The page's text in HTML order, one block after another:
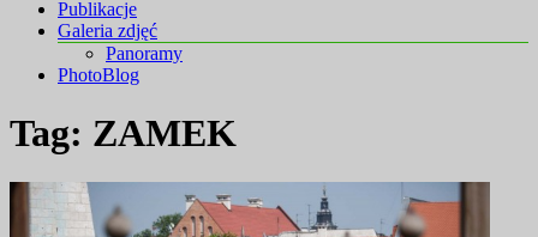
Publikacje
Galeria zdjęć
Panoramy
PhotoBlog
Tag: ZAMEK